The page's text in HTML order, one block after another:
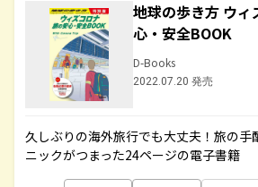
地球の歩き方 ウィ
心・安全BOOK
D-Books
2022.07.20 発売
久しぶりの海外旅行でも大丈夫！旅の手
ニックがつまった24ページの電子書籍